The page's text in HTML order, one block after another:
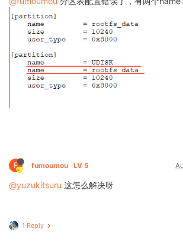
F fumoumou LV 5
@yuzukitsuru 这怎么解决呀
1 Reply